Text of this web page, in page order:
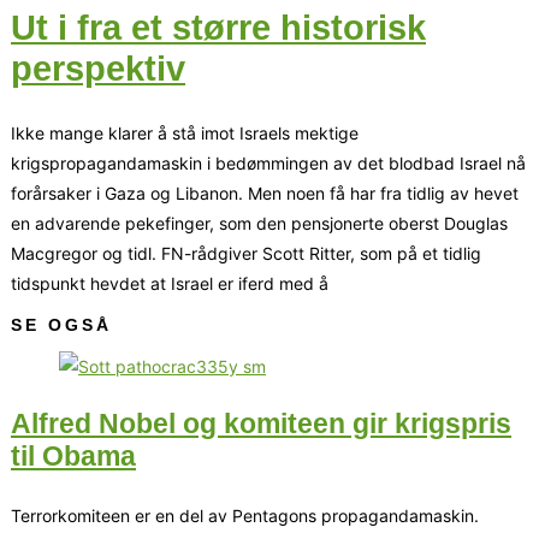
Ut i fra et større historisk
perspektiv
Ikke mange klarer å stå imot Israels mektige
krigspropagandamaskin i bedømmingen av det blodbad Israel nå
forårsaker i Gaza og Libanon. Men noen få har fra tidlig av hevet
en advarende pekefinger, som den pensjonerte oberst Douglas
Macgregor og tidl. FN-rådgiver Scott Ritter, som på et tidlig
tidspunkt hevdet at Israel er iferd med å
SE OGSÅ
Alfred Nobel og komiteen gir krigspris
til Obama
Terrorkomiteen er en del av Pentagons propagandamaskin.